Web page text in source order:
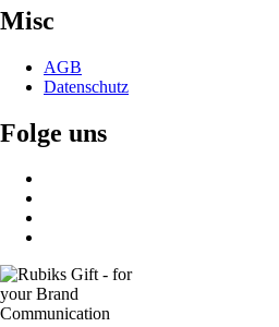
Misc
AGB
Datenschutz
Folge uns